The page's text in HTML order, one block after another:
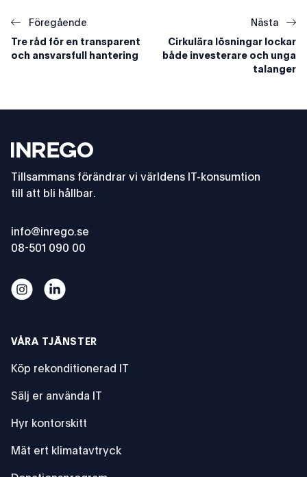
Föregående
Tre råd för en transparent
och ansvarsfull hantering
Nästa
Cirkulära lösningar lockar
både investerare och unga
talanger
Inrego
Tillsammans förändrar vi världens IT-konsumtion
till att bli hållbar.
info@inrego.se
08-501 090 00
Experten: ”Om IT-produkter lever längre frigörs en
Experten: ”Om IT-produkter lever längre frigörs
VÅRA TJÄNSTER
Köp rekonditionerad IT
Sälj er använda IT
Hyr kontorskitt
Mät ert klimatavtryck